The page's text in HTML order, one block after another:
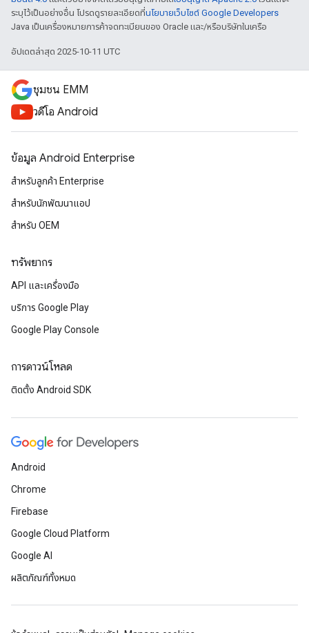
ระบุไว้เป็นอย่างอื่น โปรดดูรายละเอียดที่นโยบายเว็บไซต์ Google Developers
Java เป็นเครื่องหมายการค้าจดทะเบียนของ Oracle และ/หรือบริษัทในเครือ
อัปเดตล่าสุด 2025-10-11 UTC
ชุมชน EMM
วิดีโอ Android
ข้อมูล Android Enterprise
สำหรับลูกค้า Enterprise
สำหรับนักพัฒนาแอป
สำหรับ OEM
ทรัพยากร
API และเครื่องมือ
บริการ Google Play
Google Play Console
การดาวน์โหลด
ติดตั้ง Android SDK
Android
Chrome
Firebase
Google Cloud Platform
Google AI
ผลิตภัณฑ์ทั้งหมด